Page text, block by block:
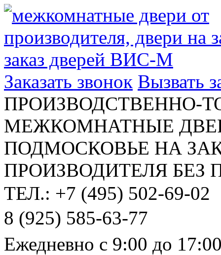
Заказать звонок Вызвать
ПРОИЗВОДСТВЕННО-
МЕЖКОМНАТНЫЕ
ПОДМОСКОВЬЕ НА
ПРОИЗВОДИТЕЛЯ БЕЗ
ТЕЛ.: +7 (495) 502-69-02
8 (925) 585-63-77
Ежедневно с 9:00 до